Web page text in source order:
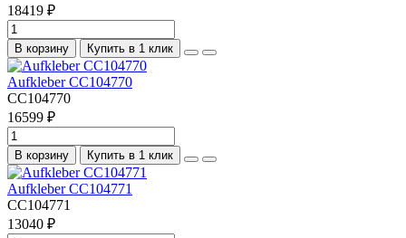
18419 ₽
В корзину Купить в 1 клик
Aufkleber CC104770
CC104770
16599 ₽
В корзину Купить в 1 клик
Aufkleber CC104771
CC104771
13040 ₽